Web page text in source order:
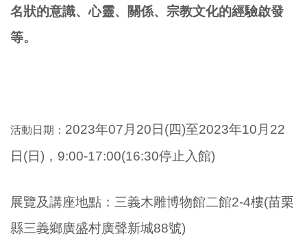
名狀的意識、心靈、關係、宗教文化的經驗啟發
等。
活動日期： 2023年07月20日(四)至2023年10月22
日(日)，9:00-17:00(16:30停止入館)
展覽及講座地點：三義木雕博物館二館2-4樓(苗栗
縣三義鄉廣盛村廣聲新城88號)